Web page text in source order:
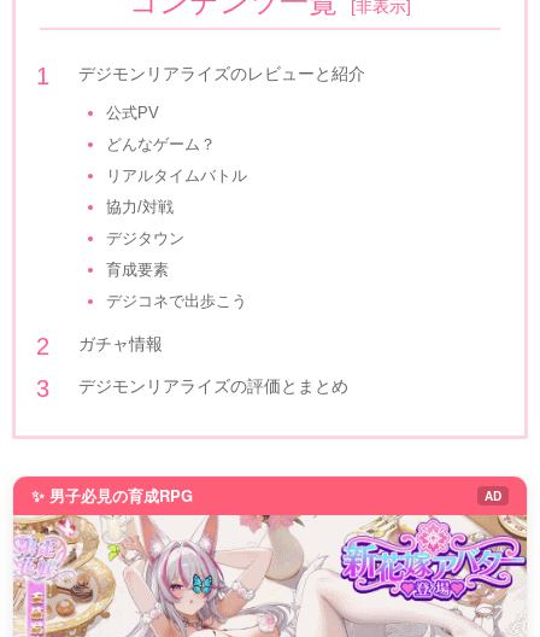
[非表示]
デジモンリアライズのレビューと紹介
公式PV
どんなゲーム？
リアルタイムバトル
協力/対戦
デジタウン
育成要素
デジコネで出歩こう
ガチャ情報
デジモンリアライズの評価とまとめ
✨ 男子必見の育成RPG AD